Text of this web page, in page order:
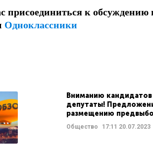
присоединиться к
Одноклассники
Вниманию кандидатов
депутаты!
размещению
Общество 17:11 20.07.2023